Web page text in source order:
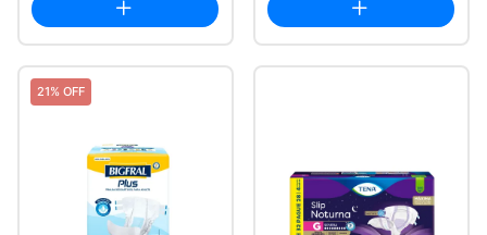
21% OFF